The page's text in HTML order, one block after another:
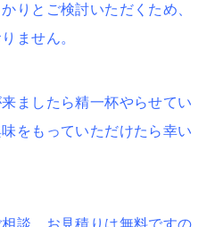
りとご検討いただくため、
ません。
ましたら精一杯やらせてい
をもっていただけたら幸い
談、お見積りは無料ですの